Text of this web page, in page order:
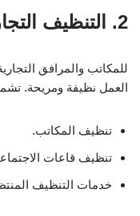
2. التنظيف التجاري
للمكاتب والمرافق
العمل نظيفة ومريحة.
تنظيف المكاتب.
تنظيف قاعات
خدمات التنظيف